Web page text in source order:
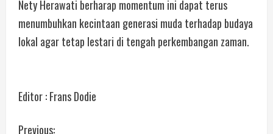
Nety Herawati berharap momentum ini dapat terus
menumbuhkan kecintaan generasi muda terhadap budaya
lokal agar tetap lestari di tengah perkembangan zaman.
Editor : Frans Dodie
Previous: